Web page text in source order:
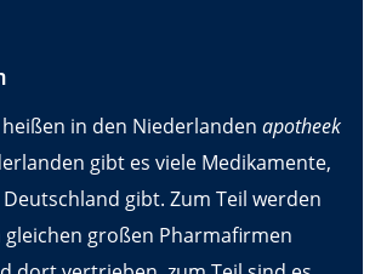
in den Niederlanden apotheek
gibt es viele Medikamente,
gibt. Zum Teil werden
gleichen großen Pharmafirmen